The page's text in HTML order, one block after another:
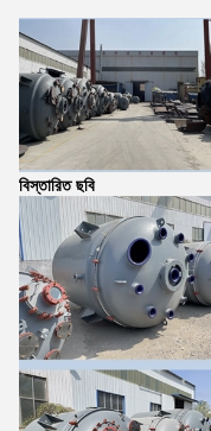
বিস্তারিত ছবি